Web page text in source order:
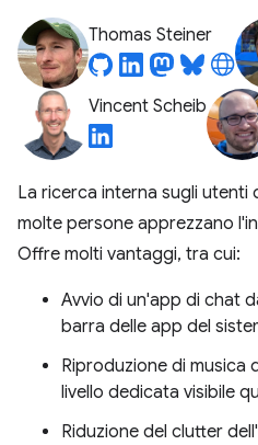
Thomas Steiner
Vincent Scheib
La ricerca interna sugli utenti
molte persone apprezzano
Offre molti vantaggi, tra cui:
Avvio di un'app di chat
barra delle app del
Riproduzione di musica
livello dedicata visibile
Riduzione del clutter